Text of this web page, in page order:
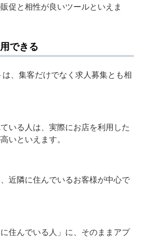
促と相性が良いツールといえま
できる
は、集客だけでなく求人募集とも相
いる人は、実際にお店を利用した
いといえます。
近隣に住んでいるお客様が中心で
住んでいる人」に、そのままアプ